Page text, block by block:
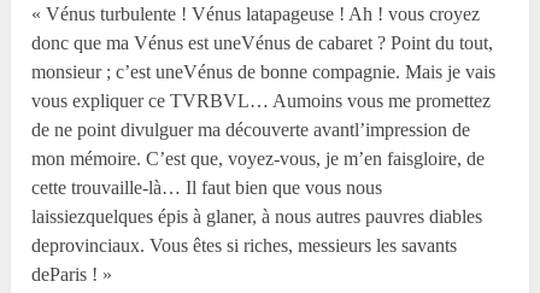
« Vénus turbulente ! Vénus latapageuse ! Ah ! vous croyez
donc que ma Vénus est uneVénus de cabaret ? Point du tout,
monsieur ; c’est uneVénus de bonne compagnie. Mais je vais
vous expliquer ce TVRBVL… Aumoins vous me promettez
de ne point divulguer ma découverte avantl’impression de
mon mémoire. C’est que, voyez-vous, je m’en faisgloire, de
cette trouvaille-là… Il faut bien que vous nous
laissiezquelques épis à glaner, à nous autres pauvres diables
deprovinciaux. Vous êtes si riches, messieurs les savants
deParis ! »